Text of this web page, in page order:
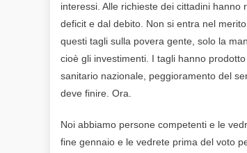
interessi. Alle richieste dei cittadini hanno
deficit e dal debito. Non si entra nel
questi tagli sulla povera gente, solo la
cioè gli investimenti. I tagli hanno
sanitario nazionale, peggioramento del
deve finire. Ora.
Noi abbiamo persone competenti e le
fine gennaio e le vedrete prima del voto